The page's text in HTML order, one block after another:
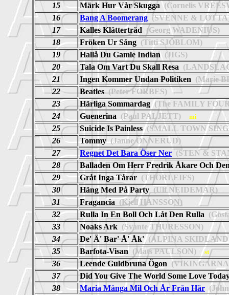
15 Märk Hur Vår Skugga (Cornelis
16
Bang A Boomerang (SVENNE &
17
Kalles Klätterträd (Georg WADENIUS)
18
Fröken Ur Sång (Titti SJÖBLOM)
19
Hallå Du Gamle Indian (JIGS)
20
Tala Om Vart Du Skall Resa
21
Ingen Kommer Undan Politiken (Marie
22
Beatles(Peter FORBES)
23
Härliga Sommardag(The FAMILY
24
Guenerina (Paul PALJETT) mi
25 Suicide Is Painless(SMALL TOWN
26
Tommy(Janne ÖNNERUD)
27
Regnet Det Bara Öser Ner (STEN &
28
Balladen Om Herr Fredrik Åkare Och
29
Gråt Inga Tårar (THORLEIFS)
30
Häng Med På Party (Ulf NEIDEMAR)
31
Fragancia (Kjell HANSSON)
32
Rulla In En Boll Och Låt Den Rulla
33
Noaks Ark (Svante THURESSON)
34
De' Ä' Bar' Å' Åk'(ALPINA
35
Barfota-Visan(Mats PAULSON) st
36 Leende Guldbruna Ögon
37
Did You Give The World Some Love
38
Maria Många Mil Och År Från Här